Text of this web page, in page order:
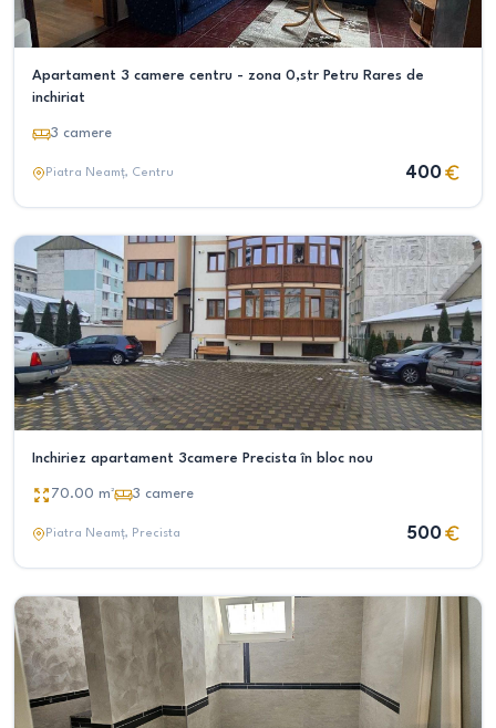
Apartament 3 camere centru - zona 0,str Petru Rares de
inchiriat
3 camere
Piatra Neamț, Centru 400
Inchiriez apartament 3camere Precista în bloc nou
70.00 m² 3 camere
Piatra Neamț, Precista 500